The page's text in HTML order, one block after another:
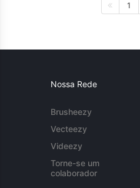
1
Nossa Rede
Brusheezy
Vecteezy
Videezy
Torne-se um
colaborador